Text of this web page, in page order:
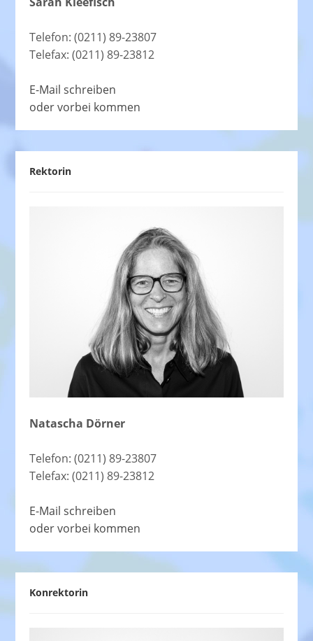
Telefon: (0211) 89-23807
Telefax: (0211) 89-23812
E-Mail schreiben
oder vorbei kommen
Rektorin
Natascha Dörner
Telefon: (0211) 89-23807
Telefax: (0211) 89-23812
E-Mail schreiben
oder vorbei kommen
Konrektorin